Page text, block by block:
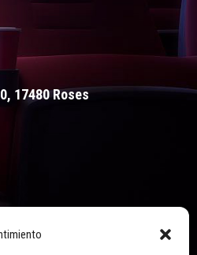
17480 Roses